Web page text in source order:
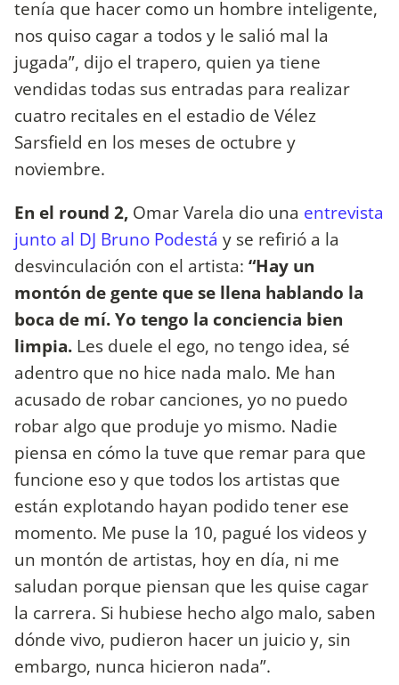
tenía que hacer como un hombre inteligente,
nos quiso cagar a todos y le salió mal la
jugada”, dijo el trapero, quien ya tiene
vendidas todas sus entradas para realizar
cuatro recitales en el estadio de Vélez
Sarsfield en los meses de octubre y
noviembre.
En el round 2, Omar Varela dio una entrevista
junto al DJ Bruno Podestá y se refirió a la
desvinculación con el artista: “Hay un
montón de gente que se llena hablando la
boca de mí. Yo tengo la conciencia bien
limpia. Les duele el ego, no tengo idea, sé
adentro que no hice nada malo. Me han
acusado de robar canciones, yo no puedo
robar algo que produje yo mismo. Nadie
piensa en cómo la tuve que remar para que
funcione eso y que todos los artistas que
están explotando hayan podido tener ese
momento. Me puse la 10, pagué los videos y
un montón de artistas, hoy en día, ni me
saludan porque piensan que les quise cagar
la carrera. Si hubiese hecho algo malo, saben
dónde vivo, pudieron hacer un juicio y, sin
embargo, nunca hicieron nada”.